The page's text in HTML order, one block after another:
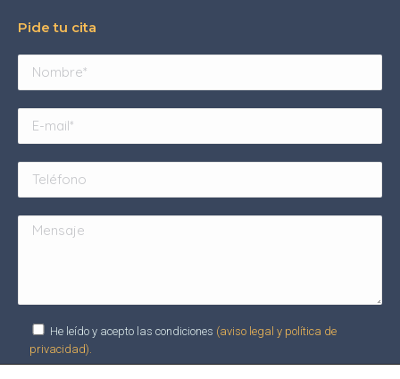
Pide tu cita
He leído y acepto las condiciones (aviso legal y política de
privacidad).